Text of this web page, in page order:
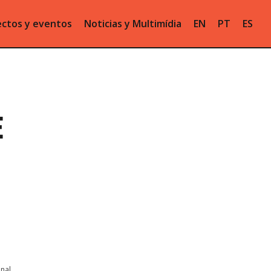
y eventos Noticias y Multimídia EN PT ES